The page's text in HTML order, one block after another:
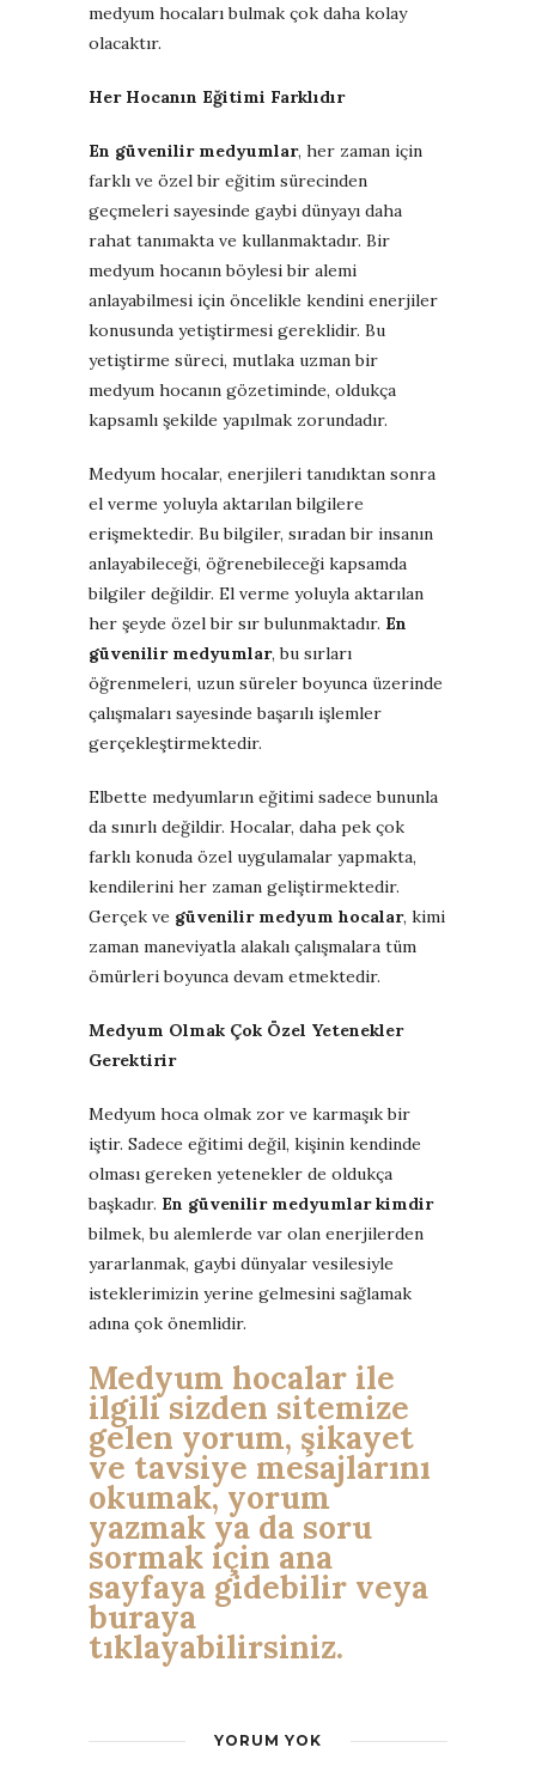
medyum hocaları bulmak çok daha kolay
olacaktır.
Her Hocanın Eğitimi Farklıdır
En güvenilir medyumlar, her zaman için
farklı ve özel bir eğitim sürecinden
geçmeleri sayesinde gaybi dünyayı daha
rahat tanımakta ve kullanmaktadır. Bir
medyum hocanın böylesi bir alemi
anlayabilmesi için öncelikle kendini enerjiler
konusunda yetiştirmesi gereklidir. Bu
yetiştirme süreci, mutlaka uzman bir
medyum hocanın gözetiminde, oldukça
kapsamlı şekilde yapılmak zorundadır.
Medyum hocalar, enerjileri tanıdıktan sonra
el verme yoluyla aktarılan bilgilere
erişmektedir. Bu bilgiler, sıradan bir insanın
anlayabileceği, öğrenebileceği kapsamda
bilgiler değildir. El verme yoluyla aktarılan
her şeyde özel bir sır bulunmaktadır. En
güvenilir medyumlar, bu sırları
öğrenmeleri, uzun süreler boyunca üzerinde
çalışmaları sayesinde başarılı işlemler
gerçekleştirmektedir.
Elbette medyumların eğitimi sadece bununla
da sınırlı değildir. Hocalar, daha pek çok
farklı konuda özel uygulamalar yapmakta,
kendilerini her zaman geliştirmektedir.
Gerçek ve güvenilir medyum hocalar, kimi
zaman maneviyatla alakalı çalışmalara tüm
ömürleri boyunca devam etmektedir.
Medyum Olmak Çok Özel Yetenekler
Gerektirir
Medyum hoca olmak zor ve karmaşık bir
iştir. Sadece eğitimi değil, kişinin kendinde
olması gereken yetenekler de oldukça
başkadır. En güvenilir medyumlar kimdir
bilmek, bu alemlerde var olan enerjilerden
yararlanmak, gaybi dünyalar vesilesiyle
isteklerimizin yerine gelmesini sağlamak
adına çok önemlidir.
Medyum hocalar ile
ilgili sizden sitemize
gelen yorum, şikayet
ve tavsiye mesajlarını
okumak, yorum
yazmak ya da soru
sormak için ana
sayfaya gidebilir veya
buraya
tıklayabilirsiniz.
YORUM YOK